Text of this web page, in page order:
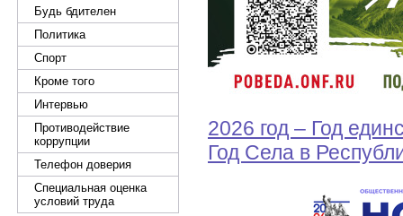
Будь бдителен
Политика
Спорт
Кроме того
Интервью
Противодействие
коррупции
Телефон доверия
Специальная оценка
условий труда
2026 год – Год
Год Села в